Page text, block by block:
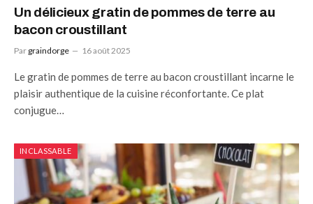
Un délicieux gratin de pommes de terre au
bacon croustillant
Par graindorge 16 août 2025
Le gratin de pommes de terre au bacon croustillant incarne le
plaisir authentique de la cuisine réconfortante. Ce plat
conjugue…
INCLASSABLE